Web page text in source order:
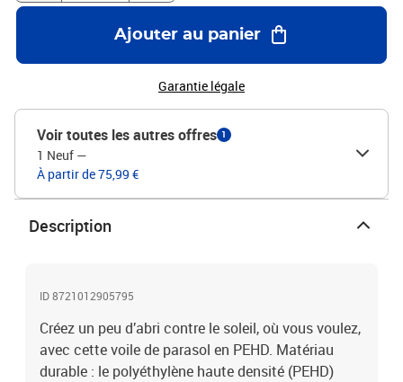
PEHD respirantÉléments de fixation en acier inoxydable à chaque
coin4 x 1,5 m de corde en polyéthylène incluse
Ajouter au panier
Garantie légale
Voir toutes les autres offres 1
1 Neuf —
À partir de 75,99 €
Description
ID 8721012905795
Créez un peu d’abri contre le soleil, où vous voulez,
avec cette voile de parasol en PEHD. Matériau
durable : le polyéthylène haute densité (PEHD)